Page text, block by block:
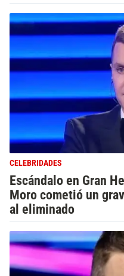
CELEBRIDADES
Escándalo en Gran
Moro cometió un
al eliminado